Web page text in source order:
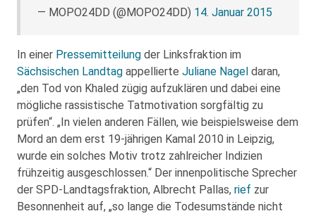
— MOPO24DD (@MOPO24DD) 14. Januar 2015
In einer Pressemitteilung der Linksfraktion im
Sächsischen Landtag appellierte Juliane Nagel daran,
„den Tod von Khaled zügig aufzuklären und dabei eine
mögliche rassistische Tatmotivation sorgfältig zu
prüfen“. „In vielen anderen Fällen, wie beispielsweise dem
Mord an dem erst 19-jährigen Kamal 2010 in Leipzig,
wurde ein solches Motiv trotz zahlreicher Indizien
frühzeitig ausgeschlossen.“ Der innenpolitische Sprecher
der SPD-Landtagsfraktion, Albrecht Pallas, rief zur
Besonnenheit auf, „so lange die Todesumstände nicht